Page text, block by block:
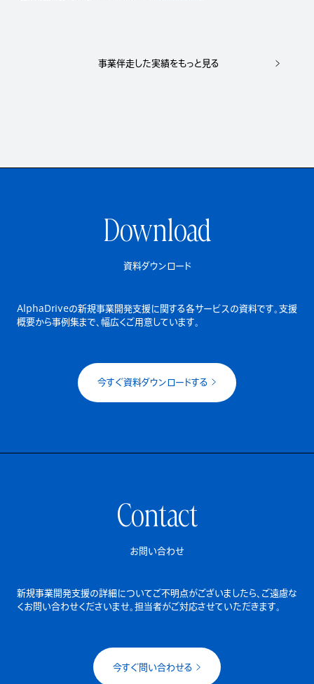
事業伴走した実績をもっと見る
Download
資料ダウンロード
AlphaDriveの新規事業開発支援に関する各サービスの資料です。 支援
概要から事例集まで、幅広くご用意しています。
今すぐ資料ダウンロードする
Contact
お問い合わせ
新規事業開発支援の詳細についてご不明点がございましたら、 ご遠慮な
くお問い合わせくださいませ。担当者がご対応させていただきます。
今すぐ問い合わせる